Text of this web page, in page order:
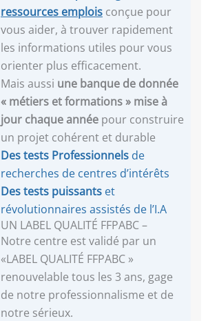
ressources emplois conçue pour
vous aider, à trouver rapidement
les informations utiles pour vous
orienter plus efficacement.
Mais aussi une banque de donnée
« métiers et formations » mise à
jour chaque année pour construire
un projet cohérent et durable
Des tests Professionnels de
recherches de centres d’intérêts
Des tests puissants et
révolutionnaires assistés de l’I.A
UN LABEL QUALITÉ FFPABC –
Notre centre est validé par un
«LABEL QUALITÉ FFPABC »
renouvelable tous les 3 ans, gage
de notre professionnalisme et de
notre sérieux.